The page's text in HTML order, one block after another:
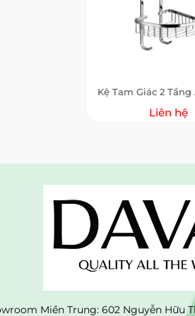
Kệ Tam Giác 2 Tầng
Liên hệ
Miền Trung: 602 Nguyễn Hữu